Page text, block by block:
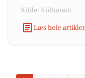
Kilde: Kultunaut
Læs hele